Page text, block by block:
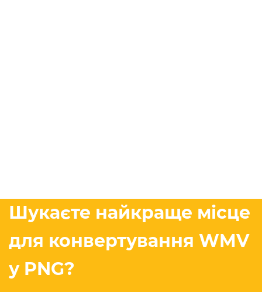
Шукаєте найкраще місце
для конвертування WMV
у PNG?